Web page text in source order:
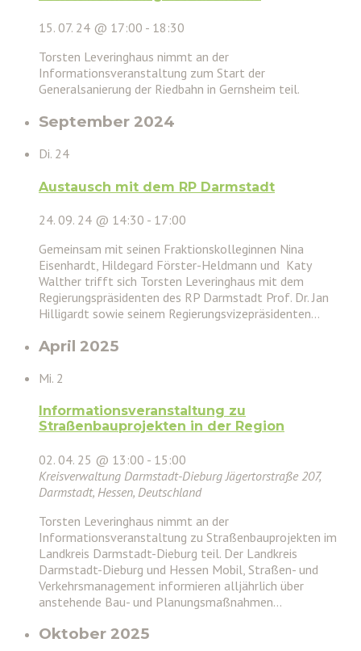
15. 07. 24 @ 17:00 - 18:30
Torsten Leveringhaus nimmt an der
Informationsveranstaltung zum Start der
Generalsanierung der Riedbahn in Gernsheim teil.
September 2024
Di. 24
Austausch mit dem RP Darmstadt
24. 09. 24 @ 14:30 - 17:00
Gemeinsam mit seinen Fraktionskolleginnen Nina
Eisenhardt, Hildegard Förster-Heldmann und Katy
Walther trifft sich Torsten Leveringhaus mit dem
Regierungspräsidenten des RP Darmstadt Prof. Dr. Jan
Hilligardt sowie seinem Regierungsvizepräsidenten…
April 2025
Mi. 2
Informationsveranstaltung zu
Straßenbauprojekten in der Region
02. 04. 25 @ 13:00 - 15:00
Kreisverwaltung Darmstadt-Dieburg Jägertorstraße 207,
Darmstadt, Hessen, Deutschland
Torsten Leveringhaus nimmt an der
Informationsveranstaltung zu Straßenbauprojekten im
Landkreis Darmstadt-Dieburg teil. Der Landkreis
Darmstadt-Dieburg und Hessen Mobil, Straßen- und
Verkehrsmanagement informieren alljährlich über
anstehende Bau- und Planungsmaßnahmen…
Oktober 2025